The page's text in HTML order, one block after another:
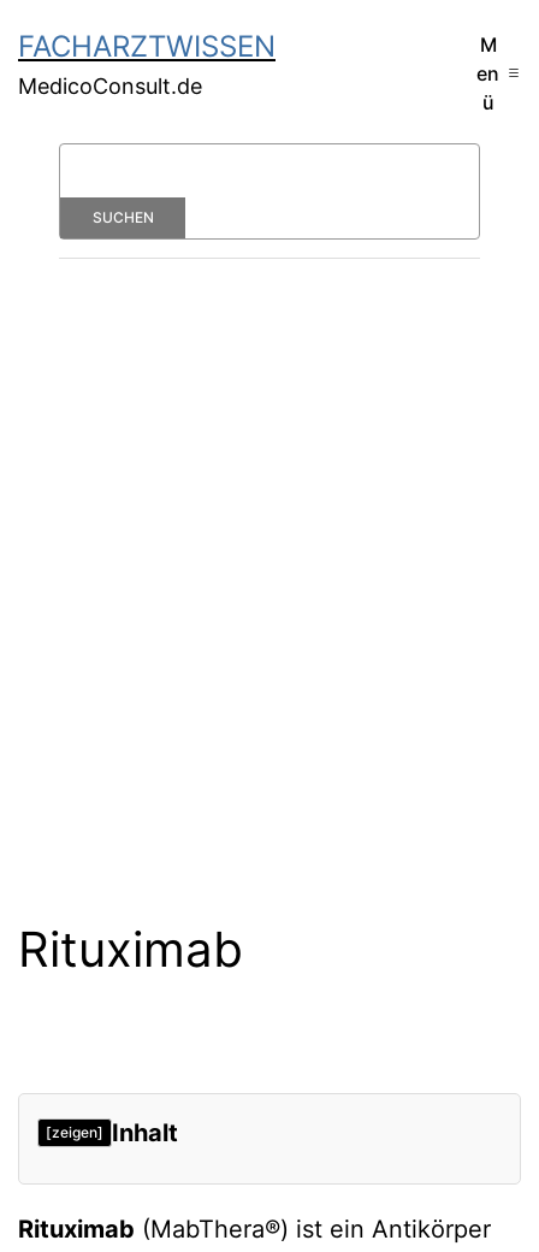
FACHARZTWISSEN
MedicoConsult.de
M
en
ü
Rituximab
[zeigen] Inhalt
Wirkung, therapeutischer Einsatz
Therapie von Lymphomen
Rituximab (MabThera®) ist ein Antikörper